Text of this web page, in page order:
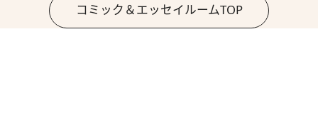
コミック＆エッセイルームTOP